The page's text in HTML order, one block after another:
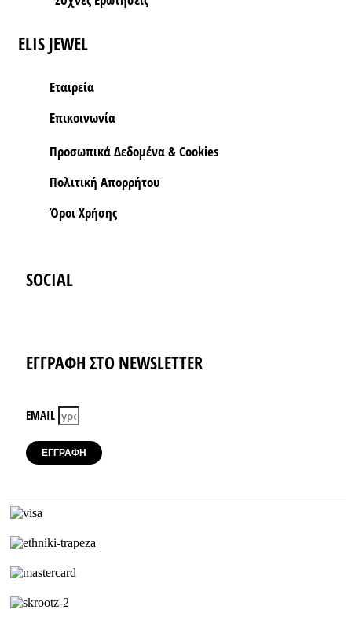
ELIS JEWEL
Εταιρεία
Επικοινωνία
Προσωπικά Δεδομένα & Cookies
Πολιτική Απορρήτου
Όροι Xρήσης
SOCIAL
ΕΓΓΡΑΦΗ ΣΤΟ NEWSLETTER
EMAIL
ΕΓΓΡΑΦΗ